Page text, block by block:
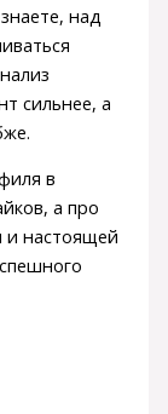
над
сильнее, а
в
а про
и настоящей